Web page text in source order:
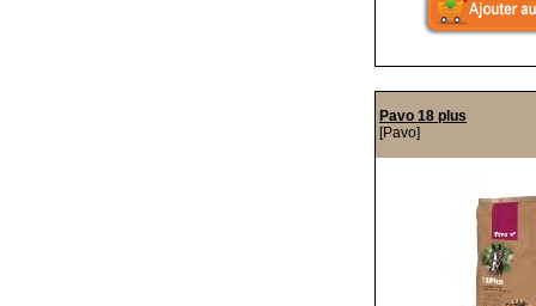
Pavo 18 plus
[Pavo]